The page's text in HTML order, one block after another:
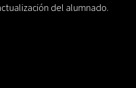
del alumnado.